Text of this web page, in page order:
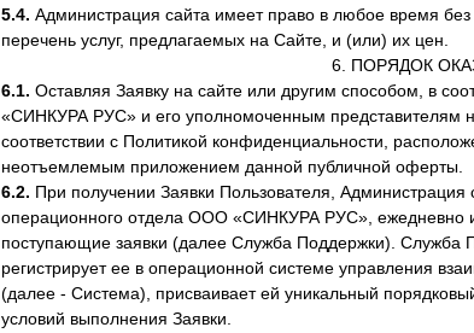
5.4. Администрация сайта имеет право в любое время
перечень услуг, предлагаемых на Сайте, и (или) их цен.
6. ПОРЯДОК
6.1. Оставляя Заявку на сайте или другим способом, в
«СИНКУРА РУС» и его уполномоченным представителям
соответствии с Политикой конфиденциальности,
неотъемлемым приложением данной публичной оферты.
6.2. При получении Заявки Пользователя,
операционного отдела ООО «СИНКУРА РУС», ежедневно
поступающие заявки (далее Служба Поддержки). Служба
регистрирует ее в операционной системе управления
(далее - Система), присваивает ей уникальный
условий выполнения Заявки.